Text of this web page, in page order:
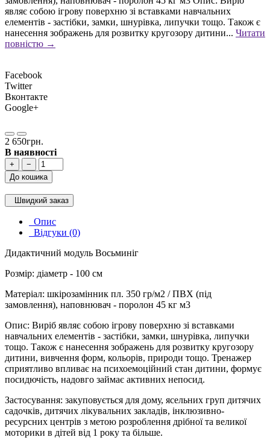
являє собою ігрову поверхню зі вставками навчальних
елементів - застібки, замки, шнурівка, липучки тощо. Також є
нанесення зображень для розвитку кругозору дитини... Читати
повністю →
Facebook
Twitter
Вконтакте
Google+
2 650грн.
В наявності
+
−
До кошика
Швидкий заказ
Опис
Відгуки (0)
Дидактичний модуль Восьминіг
Розмір: діаметр - 100 см
Матеріал: шкірозамінник пл. 350 гр/м2 / ПВХ (під
замовлення), наповнювач - поролон 45 кг м3
Опис: Виріб являє собою ігрову поверхню зі вставками
навчальних елементів - застібки, замки, шнурівка, липучки
тощо. Також є нанесення зображень для розвитку кругозору
дитини, вивчення форм, кольорів, природи тощо. Тренажер
сприятливо впливає на психоемоційний стан дитини, формує
посидючість, надовго займає активних непосид.
Застосування: закуповується для дому, ясельних груп дитячих
садочків, дитячих лікувальних закладів, інклюзивно-
ресурсних центрів з метою розроблення дрібної та великої
моторики в дітей від 1 року та більше.